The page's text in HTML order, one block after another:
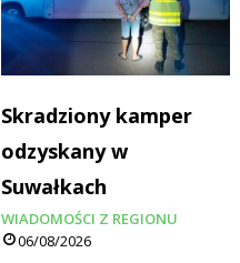
Skradziony kamper
odzyskany w
Suwałkach
WIADOMOŚCI Z REGIONU
06/08/2026